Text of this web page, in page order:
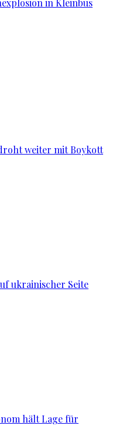
in Kleinbus
weiter mit Boykott
ukrainischer Seite
hält Lage für